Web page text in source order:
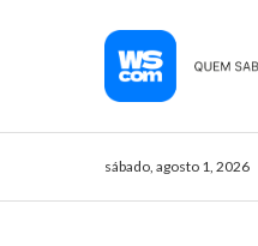
sábado, agosto 1, 2026